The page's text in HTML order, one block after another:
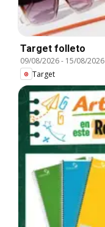
Target folleto
09/08/2026- 15/08/2026
Target